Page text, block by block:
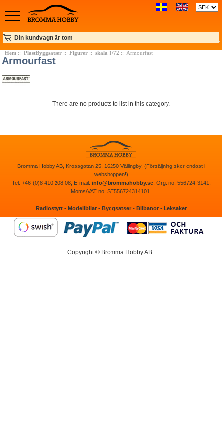
Din kundvagn är tom
Hem:: PlastByggsatser:: Figurer:: skala 1/72 :: Armourfast
Armourfast
There are no products to list in this category.
Bromma Hobby AB, Krossgatan 25, 16250 Vällingby. (Försäljning sker endast i
webshoppen!)
Tel. +46-(0)8 410 208 08, E-mail: info@brommahobby.se. Org. no. 556724-3141,
Moms/VAT no. SE556724314101.
Radiostyrt• Modellbilar• Byggsatser• Bilbanor• Leksaker
Copyright © Bromma Hobby AB..